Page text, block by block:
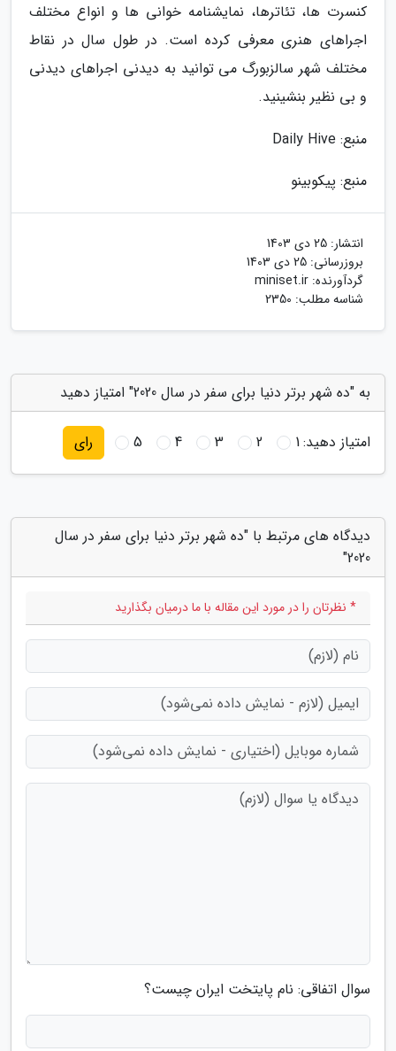
کنسرت ها، تئاترها، نمایشنامه خوانی ها و انواع مختلف
اجراهای هنری معرفی کرده است. در طول سال در نقاط
مختلف شهر سالزبورگ می توانید به دیدنی اجراهای دیدنی
و بی نظیر بنشینید.
منبع: Daily Hive
منبع: پیکوبینو
انتشار: 25 دی 1403
بروزرسانی: 25 دی 1403
گردآورنده: miniset.ir
شناسه مطلب: 2350
به "ده شهر برتر دنیا برای سفر در سال 2020" امتیاز دهید
امتیاز دهید:1
2
3
4
5 رای
دیدگاه های مرتبط با "ده شهر برتر دنیا برای سفر در سال
2020"
* نظرتان را در مورد این مقاله با ما درمیان بگذارید
سوال اتفاقی: نام پایتخت ایران چیست؟